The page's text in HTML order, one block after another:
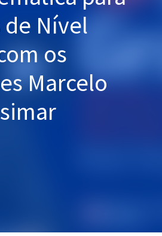
de Nível
os
Marcelo